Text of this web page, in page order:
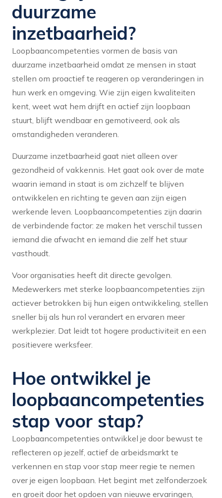
duurzame
inzetbaarheid?
Loopbaancompetenties vormen de basis van
duurzame inzetbaarheid omdat ze mensen in staat
stellen om proactief te reageren op veranderingen in
hun werk en omgeving. Wie zijn eigen kwaliteiten
kent, weet wat hem drijft en actief zijn loopbaan
stuurt, blijft wendbaar en gemotiveerd, ook als
omstandigheden veranderen.
Duurzame inzetbaarheid gaat niet alleen over
gezondheid of vakkennis. Het gaat ook over de mate
waarin iemand in staat is om zichzelf te blijven
ontwikkelen en richting te geven aan zijn eigen
werkende leven. Loopbaancompetenties zijn daarin
de verbindende factor: ze maken het verschil tussen
iemand die afwacht en iemand die zelf het stuur
vasthoudt.
Voor organisaties heeft dit directe gevolgen.
Medewerkers met sterke loopbaancompetenties zijn
actiever betrokken bij hun eigen ontwikkeling, stellen
sneller bij als hun rol verandert en ervaren meer
werkplezier. Dat leidt tot hogere productiviteit en een
positievere werksfeer.
Hoe ontwikkel je
loopbaancompetenties
stap voor stap?
Loopbaancompetenties ontwikkel je door bewust te
reflecteren op jezelf, actief de arbeidsmarkt te
verkennen en stap voor stap meer regie te nemen
over je eigen loopbaan. Het begint met zelfonderzoek
en groeit door het opdoen van nieuwe ervaringen,